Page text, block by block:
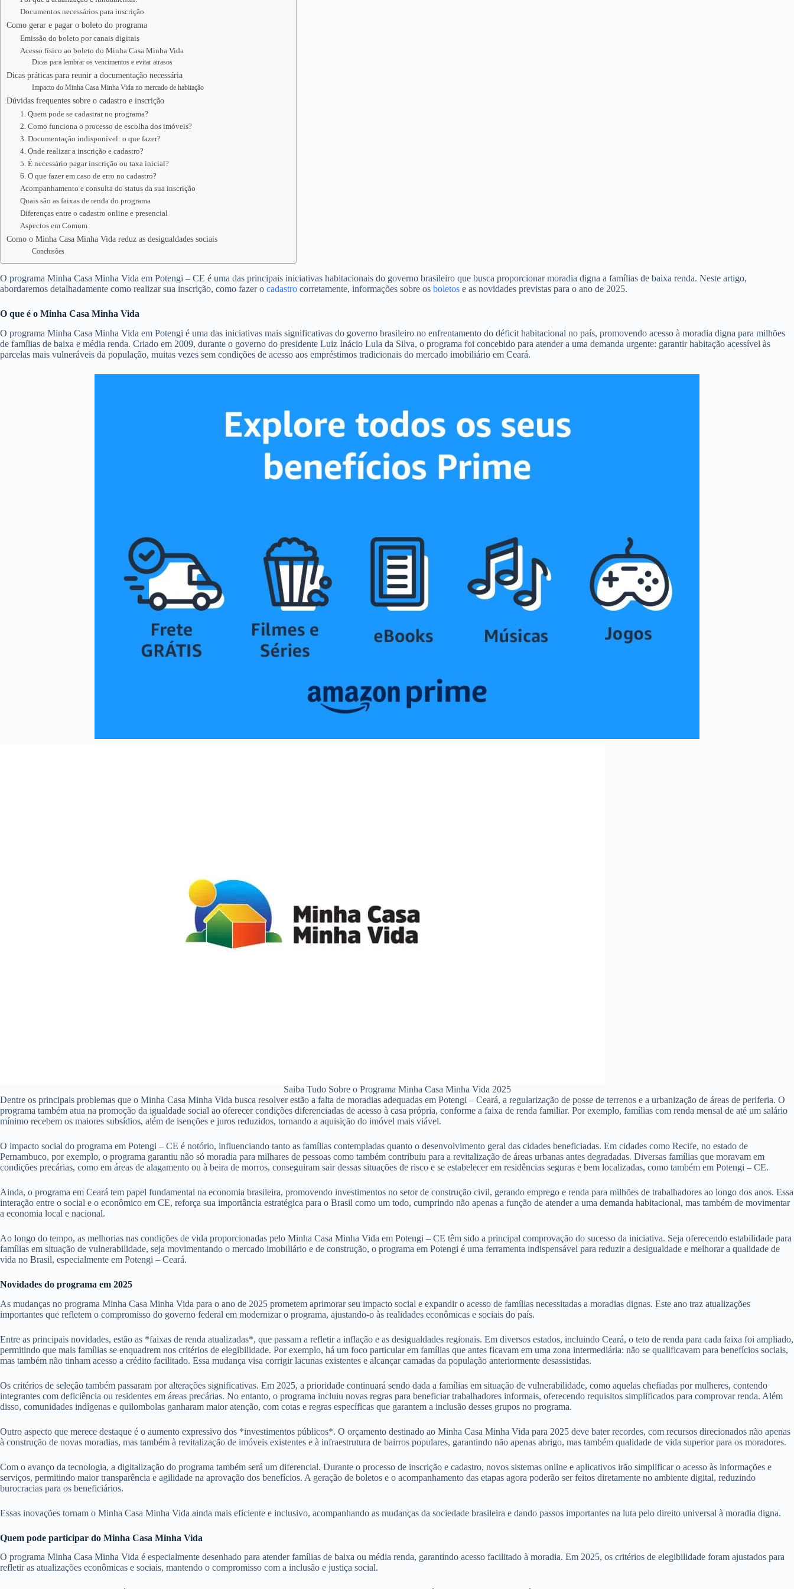
Documentos necessários para inscrição
Como gerar e pagar o boleto do programa
Emissão do boleto por canais digitais
Acesso físico ao boleto do Minha Casa Minha Vida
Dicas para lembrar os vencimentos e evitar atrasos
Dicas práticas para reunir a documentação necessária
Impacto do Minha Casa Minha Vida no mercado de habitação
Dúvidas frequentes sobre o cadastro e inscrição
1. Quem pode se cadastrar no programa?
2. Como funciona o processo de escolha dos imóveis?
3. Documentação indisponível: o que fazer?
4. Onde realizar a inscrição e cadastro?
5. É necessário pagar inscrição ou taxa inicial?
6. O que fazer em caso de erro no cadastro?
Acompanhamento e consulta do status da sua inscrição
Quais são as faixas de renda do programa
Diferenças entre o cadastro online e presencial
Aspectos em Comum
Como o Minha Casa Minha Vida reduz as desigualdades sociais
Conclusões
O programa Minha Casa Minha Vida em Potengi – CE é uma das principais iniciativas habitacionais do governo brasileiro que busca proporcionar moradia digna a famílias de baixa renda. Neste artigo,
abordaremos detalhadamente como realizar sua inscrição, como fazer o cadastro corretamente, informações sobre os boletos e as novidades previstas para o ano de 2025.
O que é o Minha Casa Minha Vida
O programa Minha Casa Minha Vida em Potengi é uma das iniciativas mais significativas do governo brasileiro no enfrentamento do déficit habitacional no país, promovendo acesso à moradia digna para milhões
de famílias de baixa e média renda. Criado em 2009, durante o governo do presidente Luiz Inácio Lula da Silva, o programa foi concebido para atender a uma demanda urgente: garantir habitação acessível às
parcelas mais vulneráveis da população, muitas vezes sem condições de acesso aos empréstimos tradicionais do mercado imobiliário em Ceará.
Saiba Tudo Sobre o Programa Minha Casa Minha Vida 2025
Dentre os principais problemas que o Minha Casa Minha Vida busca resolver estão a falta de moradias adequadas em Potengi – Ceará, a regularização de posse de terrenos e a urbanização de áreas de periferia. O
programa também atua na promoção da igualdade social ao oferecer condições diferenciadas de acesso à casa própria, conforme a faixa de renda familiar. Por exemplo, famílias com renda mensal de até um salário
mínimo recebem os maiores subsídios, além de isenções e juros reduzidos, tornando a aquisição do imóvel mais viável.
O impacto social do programa em Potengi – CE é notório, influenciando tanto as famílias contempladas quanto o desenvolvimento geral das cidades beneficiadas. Em cidades como Recife, no estado de
Pernambuco, por exemplo, o programa garantiu não só moradia para milhares de pessoas como também contribuiu para a revitalização de áreas urbanas antes degradadas. Diversas famílias que moravam em
condições precárias, como em áreas de alagamento ou à beira de morros, conseguiram sair dessas situações de risco e se estabelecer em residências seguras e bem localizadas, como também em Potengi – CE.
Ainda, o programa em Ceará tem papel fundamental na economia brasileira, promovendo investimentos no setor de construção civil, gerando emprego e renda para milhões de trabalhadores ao longo dos anos. Essa
interação entre o social e o econômico em CE, reforça sua importância estratégica para o Brasil como um todo, cumprindo não apenas a função de atender a uma demanda habitacional, mas também de movimentar
a economia local e nacional.
Ao longo do tempo, as melhorias nas condições de vida proporcionadas pelo Minha Casa Minha Vida em Potengi – CE têm sido a principal comprovação do sucesso da iniciativa. Seja oferecendo estabilidade para
famílias em situação de vulnerabilidade, seja movimentando o mercado imobiliário e de construção, o programa em Potengi é uma ferramenta indispensável para reduzir a desigualdade e melhorar a qualidade de
vida no Brasil, especialmente em Potengi – Ceará.
Novidades do programa em 2025
As mudanças no programa Minha Casa Minha Vida para o ano de 2025 prometem aprimorar seu impacto social e expandir o acesso de famílias necessitadas a moradias dignas. Este ano traz atualizações
importantes que refletem o compromisso do governo federal em modernizar o programa, ajustando-o às realidades econômicas e sociais do país.
Entre as principais novidades, estão as *faixas de renda atualizadas*, que passam a refletir a inflação e as desigualdades regionais. Em diversos estados, incluindo Ceará, o teto de renda para cada faixa foi ampliado,
permitindo que mais famílias se enquadrem nos critérios de elegibilidade. Por exemplo, há um foco particular em famílias que antes ficavam em uma zona intermediária: não se qualificavam para benefícios sociais,
mas também não tinham acesso a crédito facilitado. Essa mudança visa corrigir lacunas existentes e alcançar camadas da população anteriormente desassistidas.
Os critérios de seleção também passaram por alterações significativas. Em 2025, a prioridade continuará sendo dada a famílias em situação de vulnerabilidade, como aquelas chefiadas por mulheres, contendo
integrantes com deficiência ou residentes em áreas precárias. No entanto, o programa incluiu novas regras para beneficiar trabalhadores informais, oferecendo requisitos simplificados para comprovar renda. Além
disso, comunidades indígenas e quilombolas ganharam maior atenção, com cotas e regras específicas que garantem a inclusão desses grupos no programa.
Outro aspecto que merece destaque é o aumento expressivo dos *investimentos públicos*. O orçamento destinado ao Minha Casa Minha Vida para 2025 deve bater recordes, com recursos direcionados não apenas
à construção de novas moradias, mas também à revitalização de imóveis existentes e à infraestrutura de bairros populares, garantindo não apenas abrigo, mas também qualidade de vida superior para os moradores.
Com o avanço da tecnologia, a digitalização do programa também será um diferencial. Durante o processo de inscrição e cadastro, novos sistemas online e aplicativos irão simplificar o acesso às informações e
serviços, permitindo maior transparência e agilidade na aprovação dos benefícios. A geração de boletos e o acompanhamento das etapas agora poderão ser feitos diretamente no ambiente digital, reduzindo
burocracias para os beneficiários.
Essas inovações tornam o Minha Casa Minha Vida ainda mais eficiente e inclusivo, acompanhando as mudanças da sociedade brasileira e dando passos importantes na luta pelo direito universal à moradia digna.
Quem pode participar do Minha Casa Minha Vida
O programa Minha Casa Minha Vida é especialmente desenhado para atender famílias de baixa ou média renda, garantindo acesso facilitado à moradia. Em 2025, os critérios de elegibilidade foram ajustados para
refletir as atualizações econômicas e sociais, mantendo o compromisso com a inclusão e justiça social.